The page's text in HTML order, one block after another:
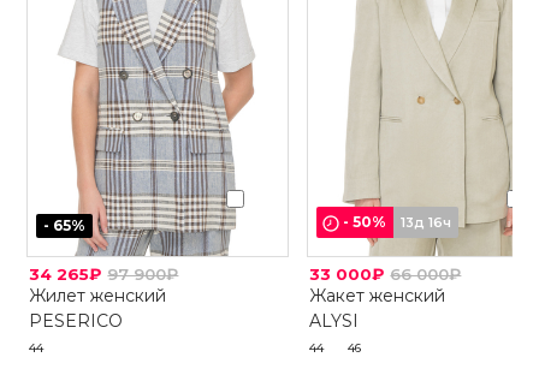
- 65%
34 265₽ 97 900₽
Жилет женский
PESERICO
44
-50% 13д 16ч
33 000₽ 66 000₽
Жакет женский
ALYSI
44 46